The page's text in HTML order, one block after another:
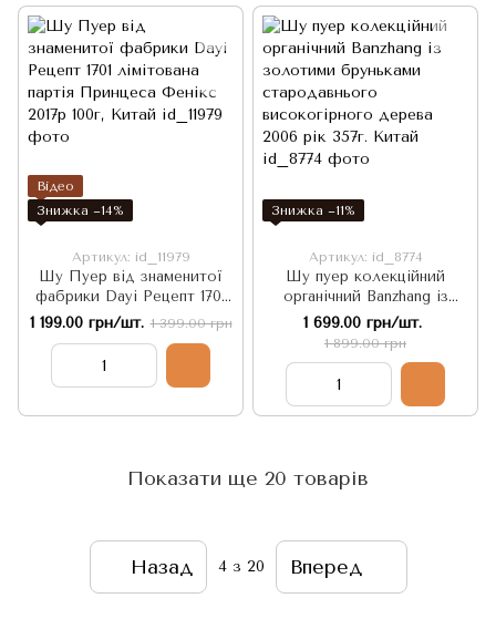
Відео
Знижка −14%
Артикул: id_11979
Шу Пуер від знаменитої
фабрики Dayi Рецепт 1701
лімітована партія Принцеса
Фенікс 2017р 100г, Китай
1 199.00 грн/шт. 1 399.00 грн
Знижка −11%
Артикул: id_8774
Шу пуер колекційний
органічний Banzhang із
золотими бруньками
стародавнього
високогірного дерева 2006
рік 357г. Китай
1 699.00 грн/шт.
1 899.00 грн
Показати ще 20 товарів
Назад 4з 20 Вперед